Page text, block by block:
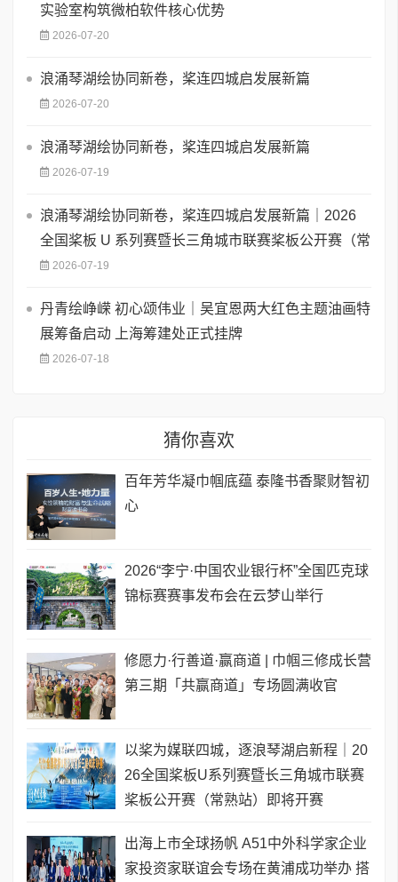
实验室构筑微柏软件核心优势
2026-07-20
浪涌琴湖绘协同新卷，桨连四城启发展新篇
2026-07-20
浪涌琴湖绘协同新卷，桨连四城启发展新篇
2026-07-19
浪涌琴湖绘协同新卷，桨连四城启发展新篇｜2026
全国桨板 U 系列赛暨长三角城市联赛桨板公开赛（常
2026-07-19
丹青绘峥嵘 初心颂伟业｜吴宜恩两大红色主题油画特
展筹备启动 上海筹建处正式挂牌
2026-07-18
猜你喜欢
百年芳华凝巾帼底蕴 泰隆书香聚财智初
心
2026“李宁·中国农业银行杯”全国匹克球
锦标赛赛事发布会在云梦山举行
修愿力·行善道·赢商道 | 巾帼三修成长营
第三期「共赢商道」专场圆满收官
以桨为媒联四城，逐浪琴湖启新程｜20
26全国桨板U系列赛暨长三角城市联赛
桨板公开赛（常熟站）即将开赛
出海上市全球扬帆 A51中外科学家企业
家投资家联谊会专场在黄浦成功举办 搭